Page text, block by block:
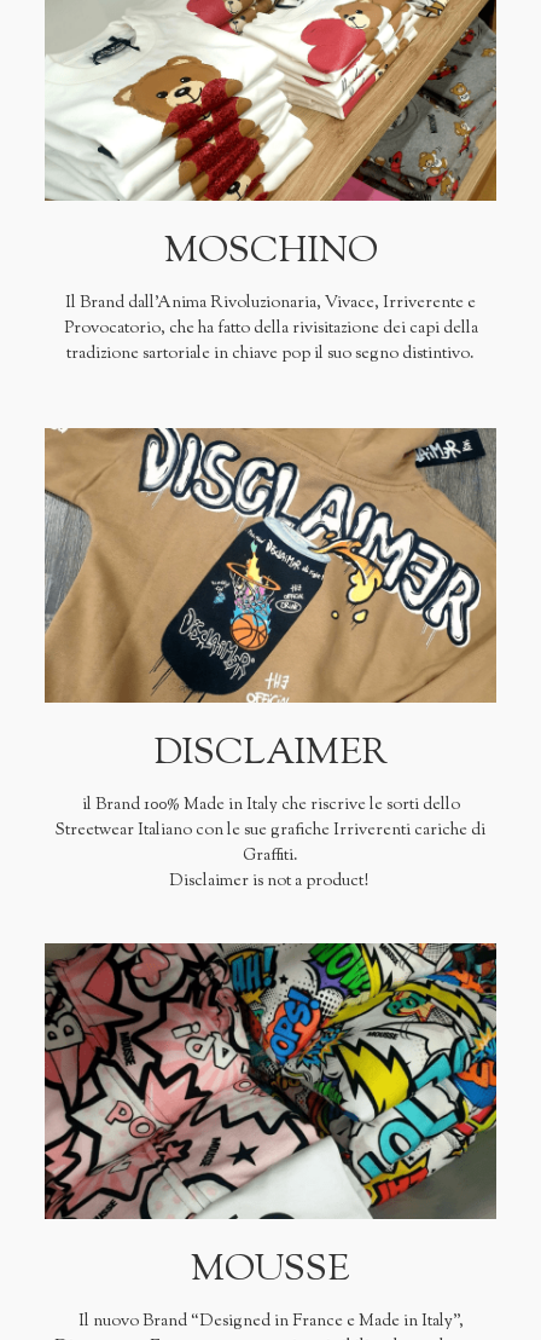
MOSCHINO
Il Brand dall'Anima Rivoluzionaria, Vivace, Irriverente e
Provocatorio, che ha fatto della rivisitazione dei capi della
tradizione sartoriale in chiave pop il suo segno distintivo.
DISCLAIMER
il Brand 100% Made in Italy che riscrive le sorti dello
Streetwear Italiano con le sue grafiche Irriverenti cariche di
Graffiti.
Disclaimer is not a product!
MOUSSE
Il nuovo Brand “Designed in France e Made in Italy”,